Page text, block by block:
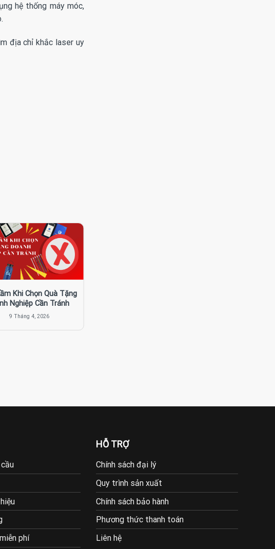
hệ thống máy móc,
địa chỉ khắc laser uy
Khi Chọn Quà Tặng
Nghiệp Cần Tránh
9 Tháng 4, 2026
phí
HỖ TRỢ
Chính sách đại lý
Quy trình sản xuất
Chính sách bảo hành
Phương thức thanh toán
Liên hệ